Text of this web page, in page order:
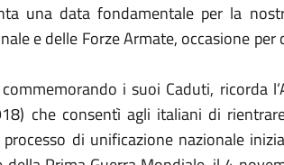
una data fondamentale per la
e delle Forze Armate, occasione
i suoi Caduti, ricorda
che consentì agli italiani di
di unificazione nazionale